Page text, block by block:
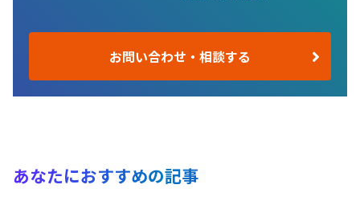
お問い合わせ・相談する
あなたにおすすめの記事